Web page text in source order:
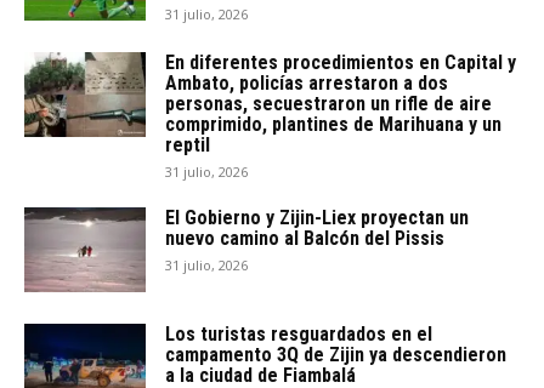
31 julio, 2026
En diferentes procedimientos en Capital y
Ambato, policías arrestaron a dos
personas, secuestraron un rifle de aire
comprimido, plantines de Marihuana y un
reptil
31 julio, 2026
El Gobierno y Zijin-Liex proyectan un
nuevo camino al Balcón del Pissis
31 julio, 2026
Los turistas resguardados en el
campamento 3Q de Zijin ya descendieron
a la ciudad de Fiambalá